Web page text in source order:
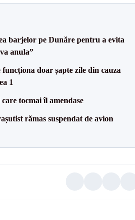
barjelor pe Dunăre pentru a evita
anula”
doar șapte zile din cauza
1
tocmai îl amendase
rămas suspendat de avion